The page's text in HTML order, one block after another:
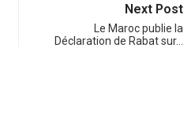
Next Post
Le Maroc publie la
Déclaration de Rabat sur…